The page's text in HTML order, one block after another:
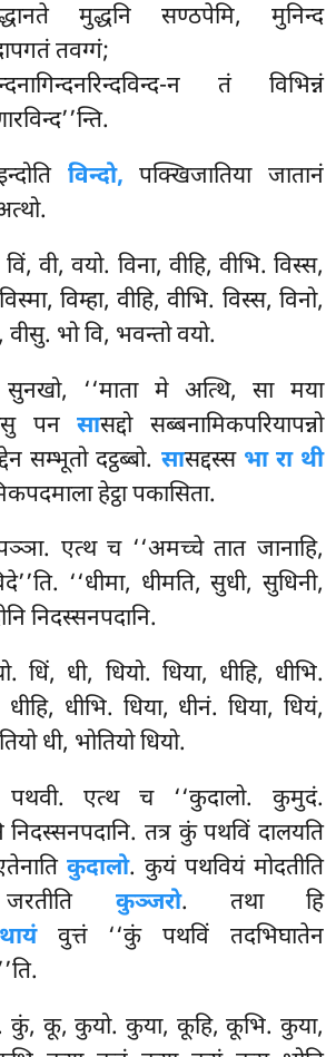
मुद्धनि सण्ठपेमि, मुनिन्द
तवग्गं;
न तं विभिन्नं
विन्दो, पक्खिजातिया जातानं
वी, वयो. विना, वीहि, वीभि. विस्स,
विम्हा, वीहि, वीभि. विस्स, विनो,
वीसु. भो वि, भवन्तो वयो.
‘‘माता मे अत्थि, सा मया
पनसासद्दो सब्बनामिकपरियापन्नो
सम्भूतो दट्ठब्बो. सासद्दस्स भा रा थी
हेट्ठा पकासिता.
एत्थ च ‘‘अमच्चे तात जानाहि,
‘‘धीमा, धीमति, सुधी, सुधिनी,
निदस्सनपदानि.
धिं, धी, धियो. धिया, धीहि, धीभि.
धीभि. धिया, धीनं. धिया, धियं,
धी, भोतियो धियो.
एत्थ च ‘‘कुदालो. कुमुदं.
निदस्सनपदानि. तत्र कुं पथविं दालयति
कुदालो. कुयं पथवियं मोदतीति
कुञ्जरो. तथा हि
वुत्तं ‘‘कुं पथविं तदभिघातेन
कू, कुयो. कुया, कूहि, कूभि. कुया,